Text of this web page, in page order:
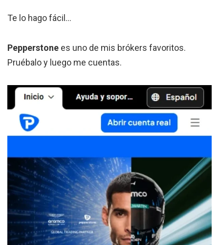
Te lo hago fácil…
Pepperstone es uno de mis brókers favoritos.
Pruébalo y luego me cuentas.